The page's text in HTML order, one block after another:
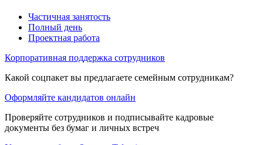
Частичная занятость
Полный день
Проектная работа
Корпоративная поддержка сотрудников
Какой соцпакет вы предлагаете семейным сотрудникам?
Оформляйте кандидатов онлайн
Проверяйте сотрудников и подписывайте кадровые
документы без бумаг и личных встреч